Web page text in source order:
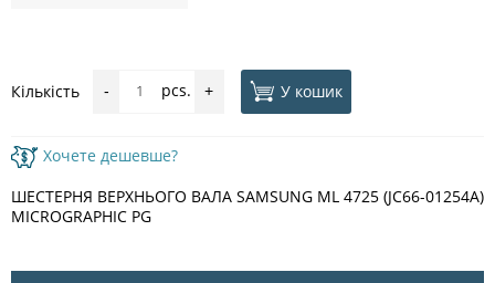
Кількість - pcs. + У кошик
Хочете дешевше?
ШЕСТЕРНЯ ВЕРХНЬОГО ВАЛА SAMSUNG ML 4725 (JC66-01254A)
MICROGRAPHIC PG